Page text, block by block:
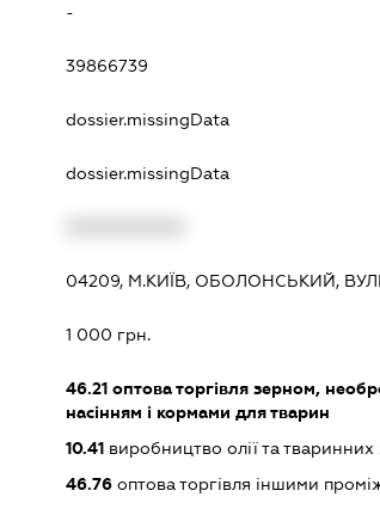
-
39866739
dossier.missingData
dossier.missingData
04209, М.КИЇВ, ОБОЛОНСЬКИЙ,
1 000 грн.
46.21 оптова торгівля зерном,
насінням і кормами для тварин
10.41 виробництво олії та тваринних
46.76 оптова торгівля іншими